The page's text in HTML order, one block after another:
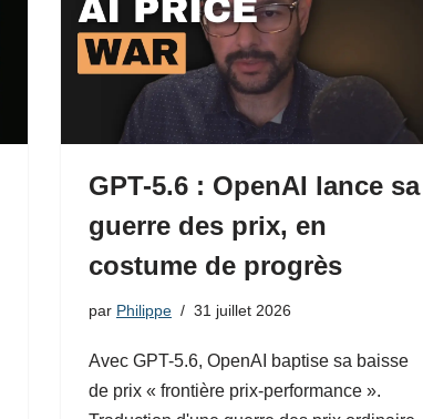
GPT-5.6 : OpenAI lance sa
guerre des prix, en
costume de progrès
par Philippe 31 juillet 2026
Avec GPT-5.6, OpenAI baptise sa baisse
de prix « frontière prix-performance ».